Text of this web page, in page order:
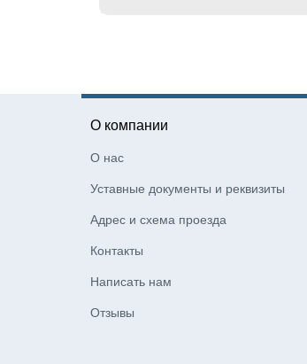
О компании
О нас
Уставные документы и реквизиты
Адрес и схема проезда
Контакты
Написать нам
Отзывы